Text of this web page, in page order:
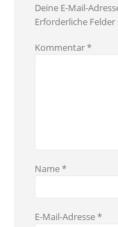
Deine E-Mail-
Erforderliche
Kommentar*
Name*
E-Mail-Adresse*